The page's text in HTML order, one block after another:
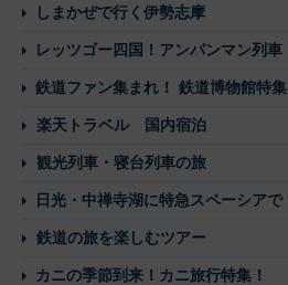
しまかぜで行く伊勢志摩
レッツゴー四国！アンパンマン列車
鉄道ファン集まれ！ 鉄道博物館特集
楽天トラベル 国内宿泊
観光列車・寝台列車の旅
日光・中禅寺湖に特急スペーシアで
鉄道の旅を楽しむツアー
カニの季節到来！カニ旅行特集！